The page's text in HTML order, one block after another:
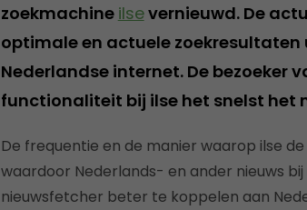
zoekmachine ilsevernieuwd. De
optimale en actuele
Nederlandse internet. De bezoeker
functionaliteit bij ilse het snelst het
De frequentie en de manier waarop ilse
waardoor Nederlands- en ander nieuws
nieuwsfetcher beter te koppelen aan